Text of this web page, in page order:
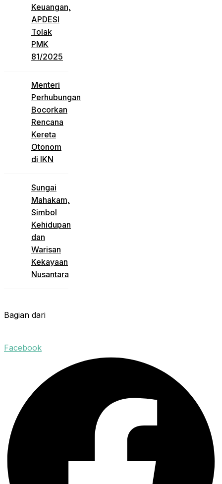
Keuangan,
APDESI
Tolak
PMK
81/2025
Menteri
Perhubungan
Bocorkan
Rencana
Kereta
Otonom
di IKN
Sungai
Mahakam,
Simbol
Kehidupan
dan
Warisan
Kekayaan
Nusantara
Bagian dari
Facebook